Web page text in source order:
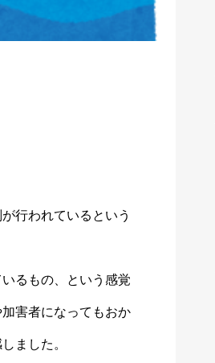
行われているという
るもの、という感覚
害者になってもおか
ました。